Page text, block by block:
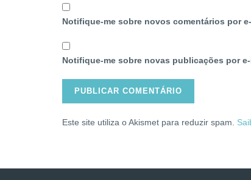
Notifique-me sobre novos comentários por
Notifique-me sobre novas publicações por
Este site utiliza o Akismet para reduzir spam.